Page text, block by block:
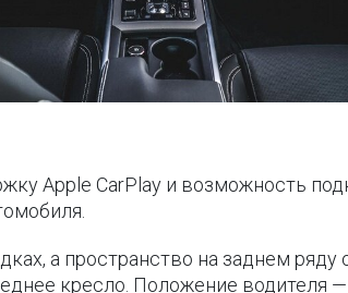
Apple CarPlay и возможность
а пространство на заднем
кресло. Положение водителя